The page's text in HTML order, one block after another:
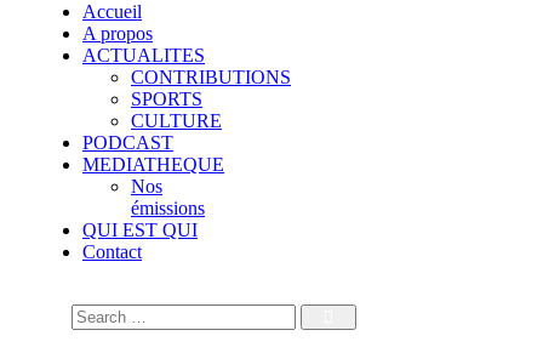
Accueil
A propos
ACTUALITES
CONTRIBUTIONS
SPORTS
CULTURE
PODCAST
MEDIATHEQUE
Nos
émissions
QUI EST QUI
Contact